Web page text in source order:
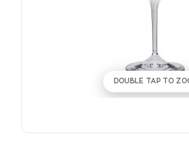
DOUBLE TAP TO